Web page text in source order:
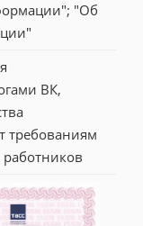
"Об
ВК,
требованиям
работников